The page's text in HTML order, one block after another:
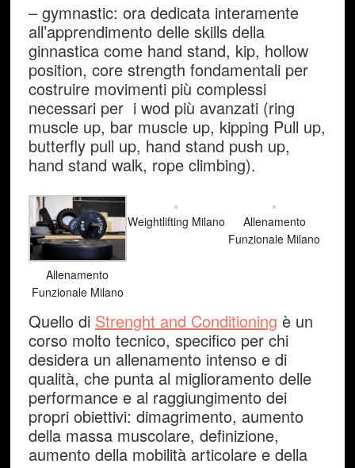
– gymnastic: ora dedicata interamente
all’apprendimento delle skills della
ginnastica come hand stand, kip, hollow
position, core strength fondamentali per
costruire movimenti più complessi
necessari per i wod più avanzati (ring
muscle up, bar muscle up, kipping Pull up,
butterfly pull up, hand stand push up,
hand stand walk, rope climbing).
Allenamento
Funzionale Milano
Weightlifting Milano
Allenamento
Funzionale Milano
Quello di Strenght and Conditioning è un
corso molto tecnico, specifico per chi
desidera un allenamento intenso e di
qualità, che punta al miglioramento delle
performance e al raggiungimento dei
propri obiettivi: dimagrimento, aumento
della massa muscolare, definizione,
aumento della mobilità articolare e della